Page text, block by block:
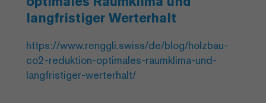
langfristiger Werterhalt
https://www.renggli.swiss/de/blog/holzbau-
co2-reduktion-optimales-raumklima-und-
langfristiger-werterhalt/